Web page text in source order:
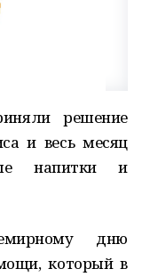
решение
и весь месяц
напитки и
дню
который в